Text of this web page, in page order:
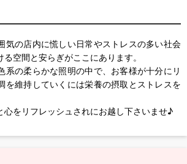
気の店内に慌しい日常やストレスの多い社会
空間と安らぎがここにあります。
系の柔らかな照明の中で、お客様が十分にリ
を維持していくには栄養の摂取とストレスを
心をリフレッシュされにお越し下さいませ♪